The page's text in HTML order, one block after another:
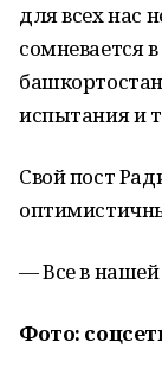
для всех нас
сомневается
испытания и
Свой пост
— Все в
Фото: